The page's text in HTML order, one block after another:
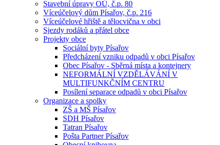
Stavební úpravy OÚ, č.p. 80
Víceúčelový dům Písařov, č.p. 216
Víceúčelové hřiště a tělocvična v obci
Sjezdy rodáků a přátel obce
Projekty obce
Sociální byty Písařov
Předcházení vzniku odpadů v obci Písařov
Obec Písařov - Sběrná místa a kontejnery
NEFORMÁLNÍ VZDĚLÁVÁNÍ V
MULTIFUNKČNÍM CENTRU
Posílení separace odpadů v obci Písařov
Organizace a spolky
ZŠ a MŠ Písařov
SDH Písařov
Tatran Písařov
Pošta Partner Písařov